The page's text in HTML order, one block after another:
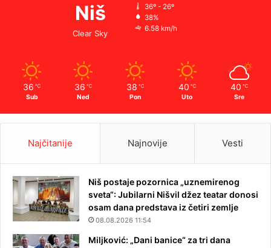
Niš
Clear Sky
36º - 26º
38%
6.58 km/h
36 ℃
Sub
36 ℃
Ned
38 ℃
Pon
40 ℃
Uto
40 ℃
Sre
Najčitanije Najnovije Vesti
Niš postaje pozornica „uznemirenog
sveta“: Jubilarni Nišvil džez teatar donosi
osam dana predstava iz četiri zemlje
08.08.2026 11:54
Miljković: „Dani banice“ za tri dana